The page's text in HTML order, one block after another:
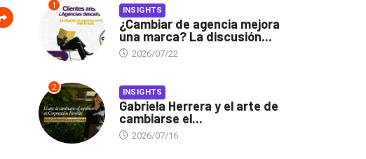
1 INSIGHTS
¿Cambiar de agencia mejora
una marca? La discusión...
2026/07/22
2 INSIGHTS
Gabriela Herrera y el arte de
cambiarse el...
2026/07/16